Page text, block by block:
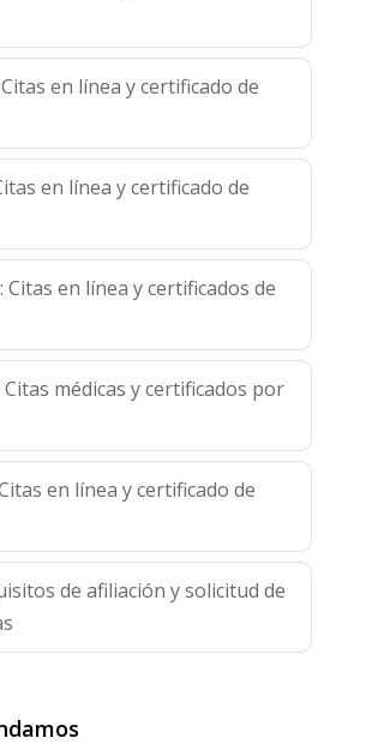
Citas en línea y certificado de
en línea y certificado de
Citas en línea y certificados de
Citas médicas y certificados por
en línea y certificado de
de afiliación y solicitud de